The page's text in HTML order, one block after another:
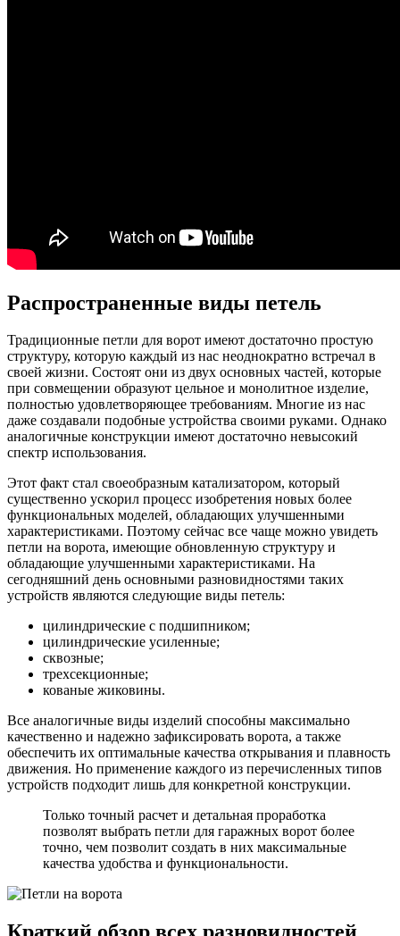
Распространенные виды петель
Традиционные петли для ворот имеют достаточно простую
структуру, которую каждый из нас неоднократно встречал в
своей жизни. Состоят они из двух основных частей, которые
при совмещении образуют цельное и монолитное изделие,
полностью удовлетворяющее требованиям. Многие из нас
даже создавали подобные устройства своими руками. Однако
аналогичные конструкции имеют достаточно невысокий
спектр использования.
Этот факт стал своеобразным катализатором, который
существенно ускорил процесс изобретения новых более
функциональных моделей, обладающих улучшенными
характеристиками. Поэтому сейчас все чаще можно увидеть
петли на ворота, имеющие обновленную структуру и
обладающие улучшенными характеристиками. На
сегодняшний день основными разновидностями таких
устройств являются следующие виды петель:
цилиндрические с подшипником;
цилиндрические усиленные;
сквозные;
трехсекционные;
кованые жиковины.
Все аналогичные виды изделий способны максимально
качественно и надежно зафиксировать ворота, а также
обеспечить их оптимальные качества открывания и плавность
движения. Но применение каждого из перечисленных типов
устройств подходит лишь для конкретной конструкции.
Только точный расчет и детальная проработка
позволят выбрать петли для гаражных ворот более
точно, чем позволит создать в них максимальные
качества удобства и функциональности.